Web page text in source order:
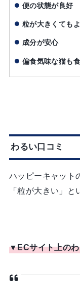
便の状態が良好
粒が大きくても
成分が安心
偏食気味な猫も
わるい口コミ
ハッピーキャット
「粒が大きい」と
▼ECサイト上の